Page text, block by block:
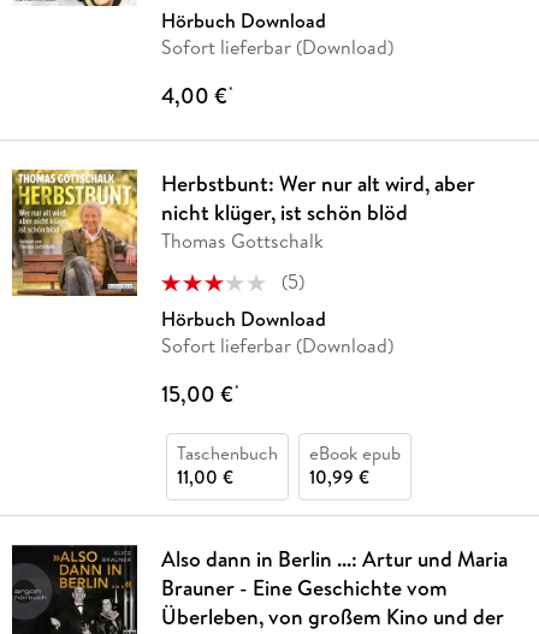
Hörbuch Download
Sofort lieferbar (Download)
4,00 €*
Herbstbunt: Wer nur alt wird, aber
nicht klüger, ist schön blöd
Thomas Gottschalk
(5)
Hörbuch Download
Sofort lieferbar (Download)
15,00 €*
Taschenbuch
11,00 €
eBook epub
10,99 €
Also dann in Berlin ...: Artur und Maria
Brauner - Eine Geschichte vom
Überleben, von großem Kino und der